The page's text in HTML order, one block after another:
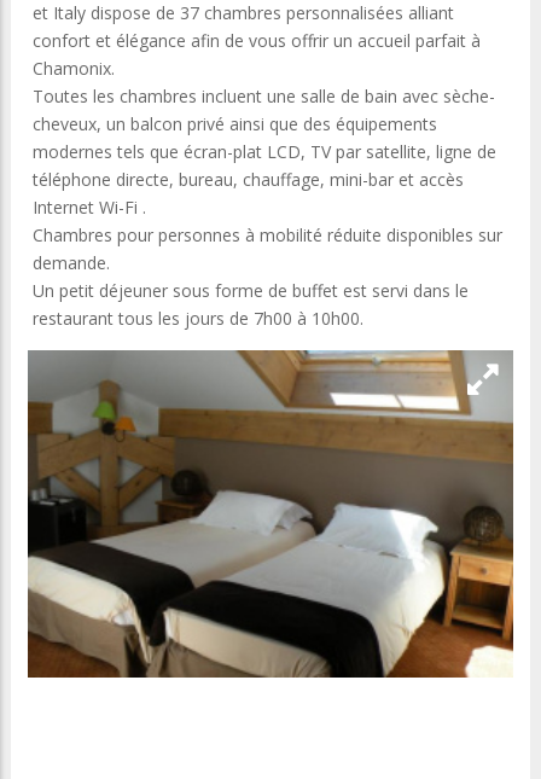
et Italy dispose de 37 chambres personnalisées alliant
confort et élégance afin de vous offrir un accueil parfait à
Chamonix.
Toutes les chambres incluent une salle de bain avec sèche-
cheveux, un balcon privé ainsi que des équipements
modernes tels que écran-plat LCD, TV par satellite, ligne de
téléphone directe, bureau, chauffage, mini-bar et accès
Internet Wi-Fi .
Chambres pour personnes à mobilité réduite disponibles sur
demande.
Un petit déjeuner sous forme de buffet est servi dans le
restaurant tous les jours de 7h00 à 10h00.